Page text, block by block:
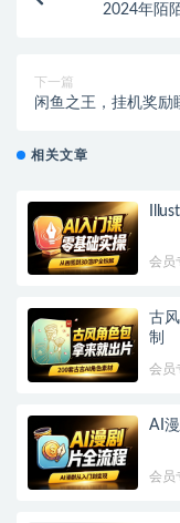
2024年陌
下一篇
闲鱼之王，挂机奖励
相关文章
会员
古
制
会员
AI
会员